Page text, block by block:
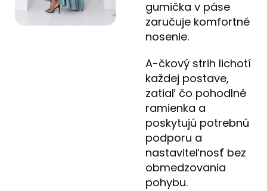
gumička v páse
zaručuje komfortné
nosenie.
A-čkový strih lichotí
každej postave,
zatiaľ čo pohodlné
ramienka a
poskytujú potrebnú
podporu a
nastaviteľnosť bez
obmedzovania
pohybu.